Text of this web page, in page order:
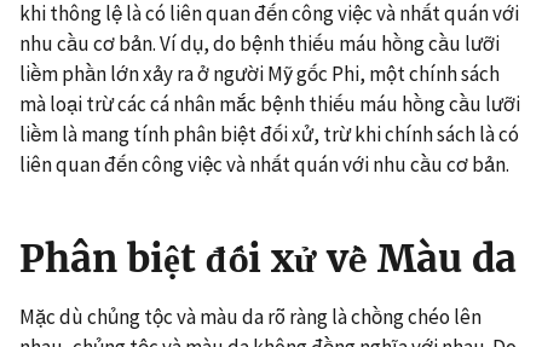
khi thông lệ là có liên quan đến công việc và nhất quán với
nhu cầu cơ bản. Ví dụ, do bệnh thiếu máu hồng cầu lưỡi
liềm phần lớn xảy ra ở người Mỹ gốc Phi, một chính sách
mà loại trừ các cá nhân mắc bệnh thiếu máu hồng cầu lưỡi
liềm là mang tính phân biệt đối xử, trừ khichính sách là có
liên quan đến công việc và nhất quán với nhu cầu cơ bản.
Phân biệt đối xử về Màu da
Mặc dù chủng tộc và màu da rõ ràng là chồng chéo lên